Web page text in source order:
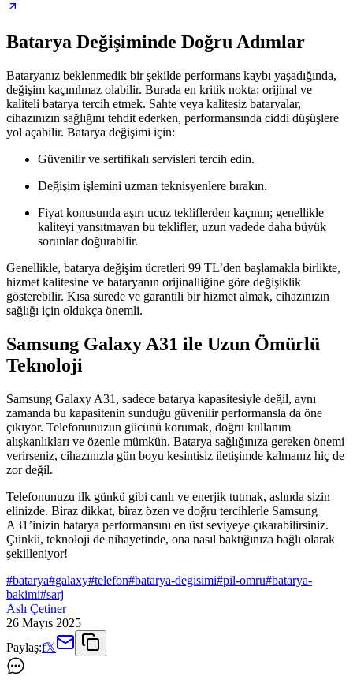
Batarya Değişiminde Doğru Adımlar
Bataryanız beklenmedik bir şekilde performans kaybı yaşadığında,
değişim kaçınılmaz olabilir. Burada en kritik nokta; orijinal ve
kaliteli batarya tercih etmek. Sahte veya kalitesiz bataryalar,
cihazınızın sağlığını tehdit ederken, performansında ciddi düşüşlere
yol açabilir. Batarya değişimi için:
Güvenilir ve sertifikalı servisleri tercih edin.
Değişim işlemini uzman teknisyenlere bırakın.
Fiyat konusunda aşırı ucuz tekliflerden kaçının; genellikle
kaliteyi yansıtmayan bu teklifler, uzun vadede daha büyük
sorunlar doğurabilir.
Genellikle, batarya değişim ücretleri 99 TL’den başlamakla birlikte,
hizmet kalitesine ve bataryanın orijinalliğine göre değişiklik
gösterebilir. Kısa sürede ve garantili bir hizmet almak, cihazınızın
sağlığı için oldukça önemli.
Samsung Galaxy A31 ile Uzun Ömürlü
Teknoloji
Samsung Galaxy A31, sadece batarya kapasitesiyle değil, aynı
zamanda bu kapasitenin sunduğu güvenilir performansla da öne
çıkıyor. Telefonunuzun gücünü korumak, doğru kullanım
alışkanlıkları ve özenle mümkün. Batarya sağlığınıza gereken önemi
verirseniz, cihazınızla gün boyu kesintisiz iletişimde kalmanız hiç de
zor değil.
Telefonunuzu ilk günkü gibi canlı ve enerjik tutmak, aslında sizin
elinizde. Biraz dikkat, biraz özen ve doğru tercihlerle Samsung
A31’inizin batarya performansını en üst seviyeye çıkarabilirsiniz.
Çünkü, teknoloji de nihayetinde, ona nasıl baktığınıza bağlı olarak
şekilleniyor!
#batarya#galaxy#telefon#batarya-degisimi#pil-omru#batarya-
bakimi#sarj
Aslı Çetiner
26 Mayıs 2025
Paylaş:f𝕏